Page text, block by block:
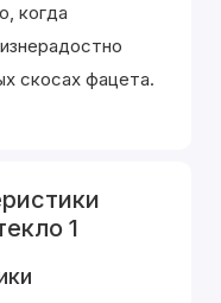
когда
скосах фацета.
1